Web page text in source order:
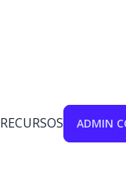
RECURSOS ADMIN